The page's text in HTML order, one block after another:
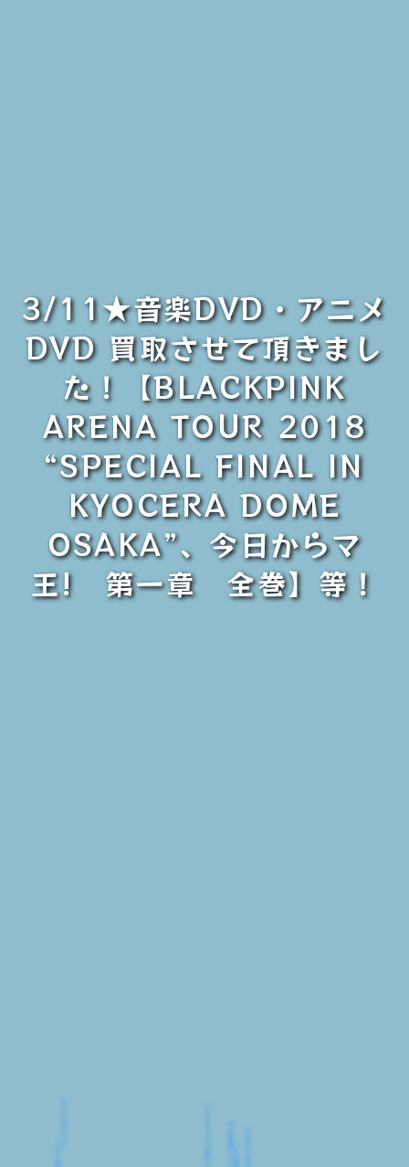
3/11★音楽DVD・アニメ
DVD 買取させて頂きまし
た！【BLACKPINK
ARENA TOUR 2018
“SPECIAL FINAL IN
KYOCERA DOME
OSAKA”、今日からマ
王! 第一章 全巻】等！